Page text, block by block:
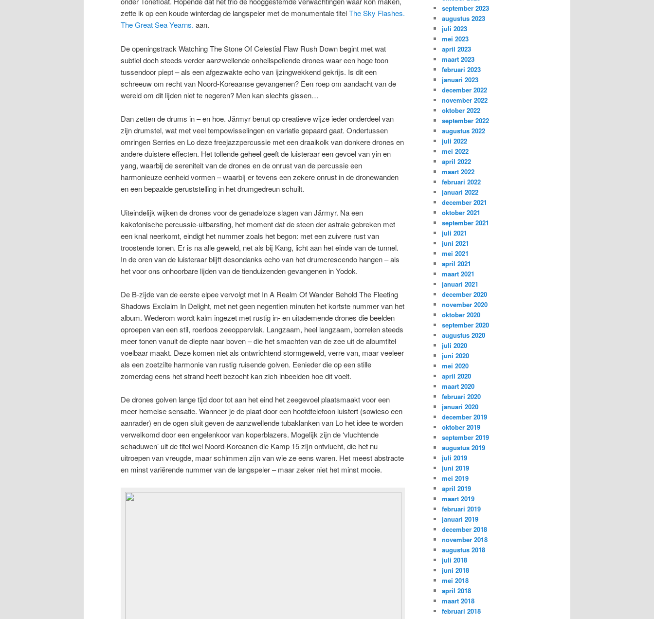
zette ik op een koude winterdag de langspeler met de monumentale titelThe Sky Flashes.
The Great Sea Yearns. aan.
De openingstrack Watching The Stone Of Celestial Flaw Rush Down begint met wat
subtiel doch steeds verder aanzwellende onheilspellende drones waar een hoge toon
tussendoor piept – als een afgezwakte echo van ijzingwekkend gekrijs. Is dit een
schreeuw om recht van Noord-Koreaanse gevangenen? Een roep om aandacht van de
wereld om dit lijden niet te negeren? Men kan slechts gissen…
Dan zetten de drums in – en hoe. Järmyr benut op creatieve wijze ieder onderdeel van
zijn drumstel, wat met veel tempowisselingen en variatie gepaard gaat. Ondertussen
omringen Serries en Lo deze freejazzpercussie met een draaikolk van donkere drones en
andere duistere effecten. Het tollende geheel geeft de luisteraar een gevoel van yin en
yang, waarbij de sereniteit van de drones en de onrust van de percussie een
harmonieuze eenheid vormen – waarbij er tevens een zekere onrust in de dronewanden
en een bepaalde geruststelling in het drumgedreun schuilt.
Uiteindelijk wijken de drones voor de genadeloze slagen van Järmyr. Na een
kakofonische percussie-uitbarsting, het moment dat de steen der astrale gebreken met
een knal neerkomt, eindigt het nummer zoals het begon: met een zuivere rust van
troostende tonen. Er is na alle geweld, net als bij Kang, licht aan het einde van de tunnel.
In de oren van de luisteraar blijft desondanks echo van het drumcrescendo hangen – als
het voor ons onhoorbare lijden van de tienduizenden gevangenen in Yodok.
De B-zijde van de eerste elpee vervolgt met In A Realm Of Wander Behold The Fleeting
Shadows Exclaim In Delight, met net geen negentien minuten het kortste nummer van het
album. Wederom wordt kalm ingezet met rustig in- en uitademende drones die beelden
oproepen van een stil, roerloos zeeoppervlak. Langzaam, heel langzaam, borrelen steeds
meer tonen vanuit de diepte naar boven – die het smachten van de zee uit de albumtitel
voelbaar maakt. Deze komen niet als ontwrichtend stormgeweld, verre van, maar veeleer
als een zoetzilte harmonie van rustig ruisende golven. Eenieder die op een stille
zomerdag eens het strand heeft bezocht kan zich inbeelden hoe dit voelt.
De drones golven lange tijd door tot aan het eind het zeegevoel plaatsmaakt voor een
meer hemelse sensatie. Wanneer je de plaat door een hoofdtelefoon luistert (sowieso een
aanrader) en de ogen sluit geven de aanzwellende tubaklanken van Lo het idee te worden
verwelkomd door een engelenkoor van koperblazers. Mogelijk zijn de ‘vluchtende
schaduwen’ uit de titel wel Noord-Koreanen die Kamp 15 zijn ontvlucht, die het nu
uitroepen van vreugde, maar schimmen zijn van wie ze eens waren. Het meest abstracte
en minst variërende nummer van de langspeler – maar zeker niet het minst mooie.
september 2023
augustus 2023
juli 2023
mei 2023
april 2023
maart 2023
februari 2023
januari 2023
december 2022
november 2022
oktober 2022
september 2022
augustus 2022
juli 2022
mei 2022
april 2022
maart 2022
februari 2022
januari 2022
december 2021
oktober 2021
september 2021
juli 2021
juni 2021
mei 2021
april 2021
maart 2021
januari 2021
december 2020
november 2020
oktober 2020
september 2020
augustus 2020
juli 2020
juni 2020
mei 2020
april 2020
maart 2020
februari 2020
januari 2020
december 2019
oktober 2019
september 2019
augustus 2019
juli 2019
juni 2019
mei 2019
april 2019
maart 2019
februari 2019
januari 2019
december 2018
november 2018
augustus 2018
juli 2018
juni 2018
mei 2018
april 2018
maart 2018
februari 2018